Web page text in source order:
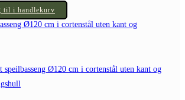
til i handlekurv